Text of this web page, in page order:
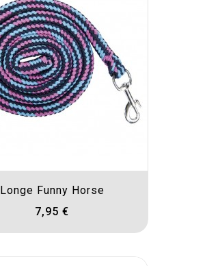
Longe Funny Horse
7,95 €